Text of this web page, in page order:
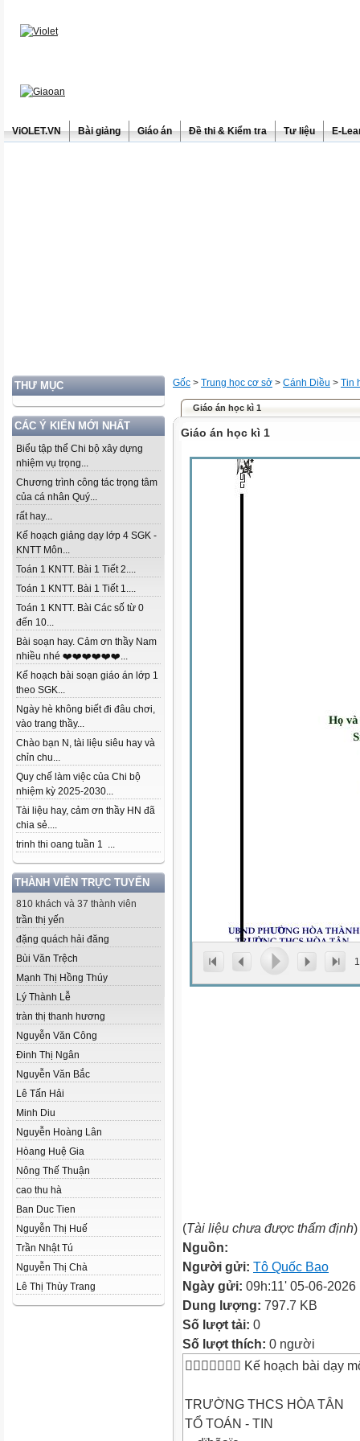
ViOLET.VN Bài giảng Giáo án Đề thi & Kiểm tra Tư liệu E-
THƯ MỤC
CÁC Ý KIẾN MỚI NHẤT
Biểu tập thể Chi bộ xây dựng
nhiệm vụ trọng...
Chương trình công tác trọng tâm
của cá nhân Quý...
rất hay...
Kế hoạch giảng dạy lớp 4 SGK -
KNTT Môn...
Toán 1 KNTT. Bài 1 Tiết 2....
Toán 1 KNTT. Bài 1 Tiết 1....
Toán 1 KNTT. Bài Các số từ 0
đến 10...
Bài soạn hay. Cảm ơn thầy Nam
nhiều nhé ❤️❤️❤️❤️❤️❤️...
Kế hoạch bài soạn giáo án lớp 1
theo SGK...
Ngày hè không biết đi đâu chơi,
vào trang thầy...
Chào bạn N, tài liệu siêu hay và
chỉn chu...
Quy chế làm việc của Chi bộ
nhiệm kỳ 2025-2030...
Tài liệu hay, cảm ơn thầy HN đã
chia sẻ....
trinh thi oang tuần 1 ...
THÀNH VIÊN TRỰC TUYẾN
810 khách và 37 thành viên
trần thị yến
đặng quách hải đăng
Bùi Văn Trệch
Mạnh Thị Hồng Thúy
Lý Thành Lễ
tràn thị thanh hương
Nguyễn Văn Công
Đinh Thị Ngân
Nguyễn Văn Bắc
Lê Tấn Hải
Minh Diu
Nguyễn Hoàng Lân
Hòang Huệ Gia
Nông Thế Thuận
cao thu hà
Ban Duc Tien
Nguyễn Thị Huế
Trần Nhật Tú
Nguyễn Thị Chà
Lê Thị Thùy Trang
Gốc > Trung học cơ sở > Cánh Diều > Tin
Giáo án học kì 1
Giáo án học kì 1
1
(Tài liệu chưa được thẩm định)
Nguồn:
Người gửi: Tô Quốc Bao
Ngày gửi: 09h:11' 05-06-2026
Dung lượng: 797.7 KB
Số lượt tải: 0
Số lượt thích: 0 người
 Kế hoạch bài dạy
TRƯỜNG THCS HÒA TÂN
TỔ TOÁN - TIN